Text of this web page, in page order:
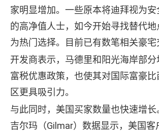
家明显增加。一些原本将迪拜视为
的高净值人士，如今开始寻找替代
为热门选择。目前已有数笔相关豪宅
开发商表示，马德里和阳光海岸部
富税优惠政策，也使其对国际富豪
区更具吸引力。
与此同时，美国买家数量也快速增长
吉尔玛（Gilmar）数据显示，美国客